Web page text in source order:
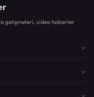
gelişmeleri, video haberler